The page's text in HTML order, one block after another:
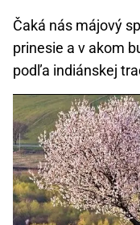
Čaká nás májový
prinesie a v akom
podľa indiánskej